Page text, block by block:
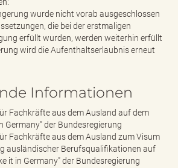
wurde nicht vorab ausgeschlossen
die bei der erstmaligen
erfüllt wurden, werden weiterhin erfüllt
wird die Aufenthaltserlaubnis erneut
Informationen
Fachkräfte aus dem Ausland auf dem
Germany" der Bundesregierung
Fachkräfte aus dem Ausland zum Visum
ausländischer Berufsqualifikationen auf
it in Germany" der Bundesregierung